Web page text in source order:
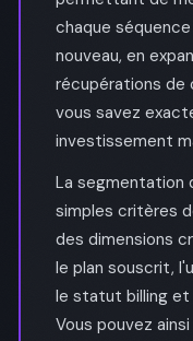
chaque
nouveau, en
récupérations de
vous savez
investissement
La segmentation
simples critères
des dimensions
le plan souscrit,
le statut billing et
Vous pouvez